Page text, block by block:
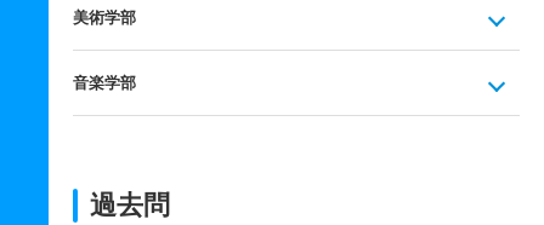
美術学部
音楽学部
過去問